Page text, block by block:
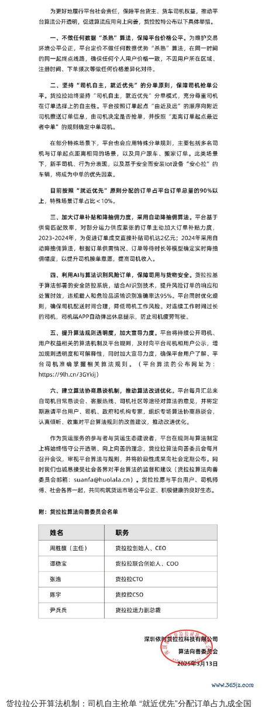
货拉拉公开算法机制：司机自主抢单 “就近优先”分配订单占九成全国